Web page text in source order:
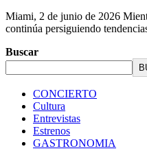
Miami, 2 de junio de 2026
continúa persiguiendo
Buscar
CONCIERTO
Cultura
Entrevistas
Estrenos
GASTRONOMIA